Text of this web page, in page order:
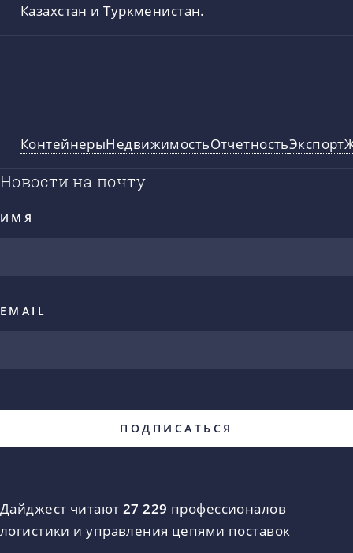
Казахстан и Туркменистан.
КонтейнерыНедвижимостьОтчетностьЭкспорт
Новости на почту
ИМЯ
EMAIL
Дайджест читают 27 229 профессионалов
логистики и управления цепями поставок